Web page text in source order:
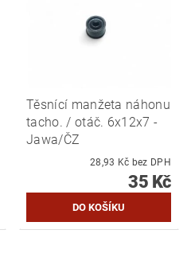
Těsnící manžeta náhonu
tacho. / otáč. 6x12x7 -
Jawa/ČZ
28,93 Kč bez DPH
35 Kč